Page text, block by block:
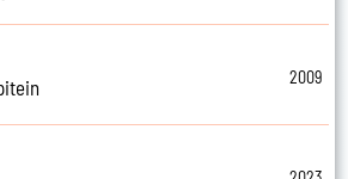
2009